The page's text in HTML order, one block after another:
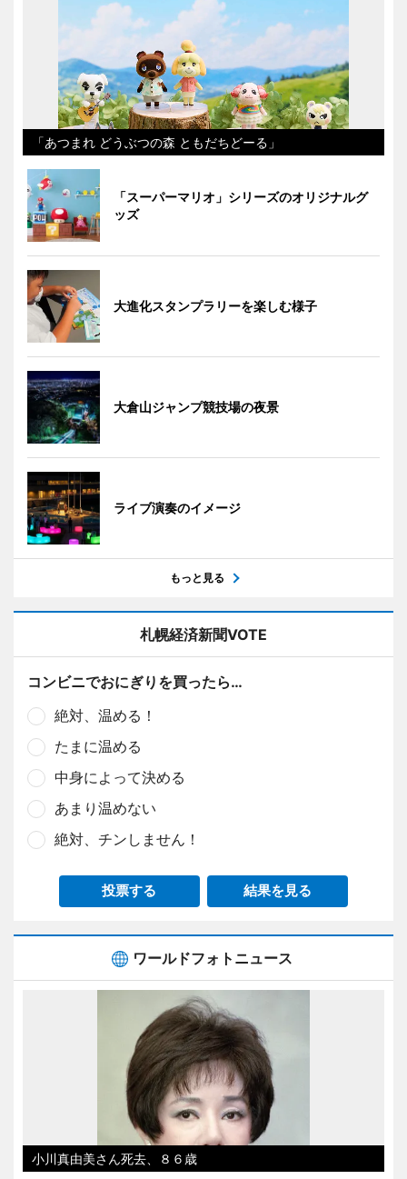
「あつまれ どうぶつの森 ともだちどーる」
「スーパーマリオ」シリーズのオリジナルグ
ッズ
大進化スタンプラリーを楽しむ様子
大倉山ジャンプ競技場の夜景
ライブ演奏のイメージ
もっと見る
札幌経済新聞VOTE
コンビニでおにぎりを買ったら…
絶対、温める！
たまに温める
中身によって決める
あまり温めない
絶対、チンしません！
投票する 結果を見る
ワールドフォトニュース
小川真由美さん死去、８６歳